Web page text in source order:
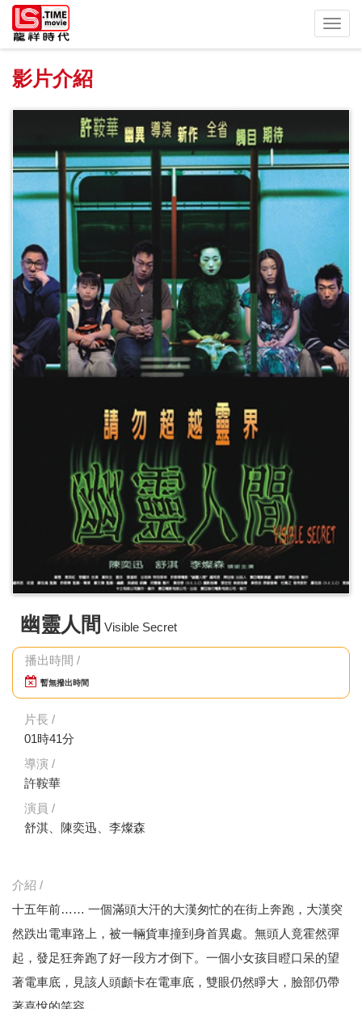
影片介紹
幽靈人間 Visible Secret
播出時間 /
暫無撥出時間
片長 /
01時41分
導演 /
許鞍華
演員 /
舒淇、陳奕迅、李燦森
介紹 /
十五年前…… 一個滿頭大汗的大漢匆忙的在街上奔跑，大漢突
然跌出電車路上，被一輛貨車撞到身首異處。無頭人竟霍然彈
起，發足狂奔跑了好一段方才倒下。一個小女孩目瞪口呆的望
著電車底，見該人頭顱卡在電車底，雙眼仍然睜大，臉部仍帶
著喜悅的笑容…